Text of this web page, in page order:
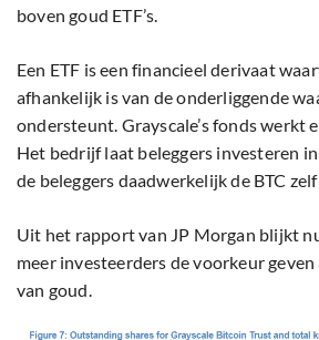
boven goud ETF’s.
Een ETF is een financieel derivaat
afhankelijk is van de onderliggende
ondersteunt. Grayscale’s fonds werkt
Het bedrijf laat beleggers investeren
de beleggers daadwerkelijk de BTC
Uit het rapport van JP Morgan blijkt
meer investeerders de voorkeur
van goud.